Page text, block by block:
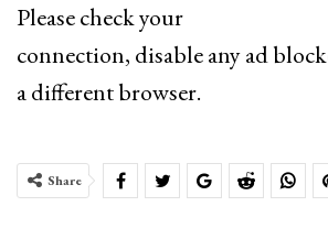
Please check your
connection, disable any ad
a different browser.
Share